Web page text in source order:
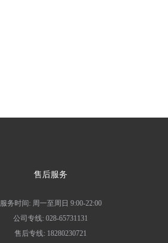
售后服务
服务时间: 周一至周日 9:00-22:00
公司专线: 028-65731131
售后专线: 18280230721